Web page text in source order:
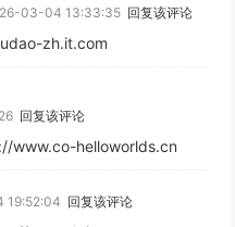
03-04 13:33:35 回复该评论
zh.it.com
回复该评论
www.co-helloworlds.cn
19:52:04 回复该评论